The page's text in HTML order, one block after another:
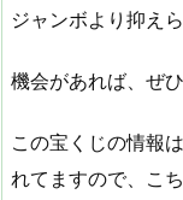
ジャンボより抑え
機会があれば、ぜ
この宝くじの情報
れてますので、こ